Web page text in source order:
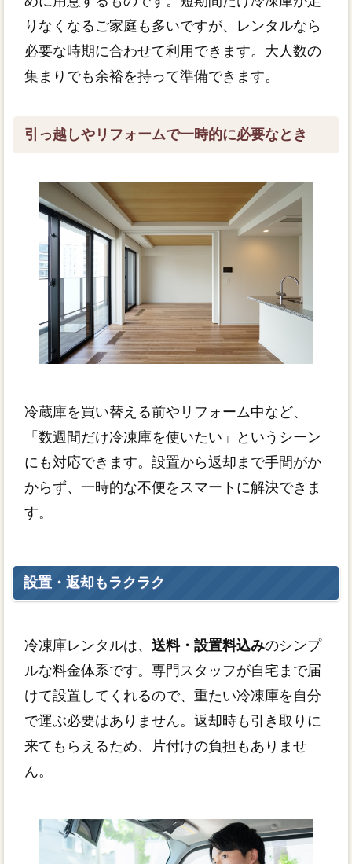
りなくなるご家庭も多いですが、レンタルなら
必要な時期に合わせて利用できます。大人数の
集まりでも余裕を持って準備できます。
引っ越しやリフォームで一時的に必要なとき
冷蔵庫を買い替える前やリフォーム中など、
「数週間だけ冷凍庫を使いたい」というシーン
にも対応できます。設置から返却まで手間がか
からず、一時的な不便をスマートに解決できま
す。
設置・返却もラクラク
冷凍庫レンタルは、 送料・設置料込みのシンプ
ルな料金体系です。専門スタッフが自宅まで届
けて設置してくれるので、重たい冷凍庫を自分
で運ぶ必要はありません。返却時も引き取りに
来てもらえるため、片付けの負担もありませ
ん。